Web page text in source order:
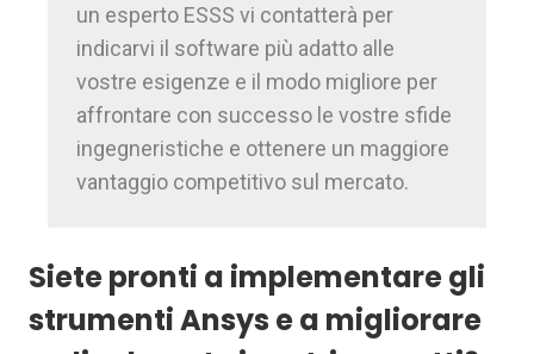
un esperto ESSS vi contatterà per
indicarvi il software più adatto alle
vostre esigenze e il modo migliore per
affrontare con successo le vostre sfide
ingegneristiche e ottenere un maggiore
vantaggio competitivo sul mercato.
Siete pronti a implementare gli
strumenti Ansys e a migliorare